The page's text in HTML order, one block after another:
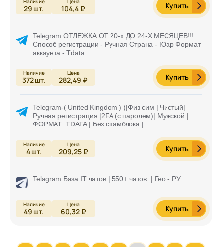
29 шт. 104,4 ₽ Купить
Telegram ОТЛЕЖКА ОТ 20-х ДО 24-Х МЕСЯЦЕВ!!!
Способ регистрации - Ручная Страна - Юар Формат
аккаунта - Tdata
372шт. 282,49 ₽ Купить
Telegram-( United Kingdom ) )|Физ сим | Чистый|
Ручная регистрация |2FA (с паролем)| Мужской |
ФОРМАТ: TDATA | Без спамблока |
4шт. 209,25 ₽ Купить
Telagram База IT чатов | 550+ чатов. | Гео - РУ
49 шт. 60,32 ₽ Купить